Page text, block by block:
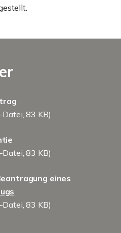
83 KB)
83 KB)
eines
83 KB)